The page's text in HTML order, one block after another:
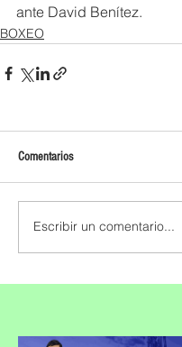
ante David Benítez.
BOXEO
Comentarios
Escribir un comentario...